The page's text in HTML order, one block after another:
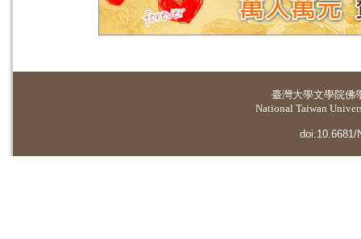
臺灣大學文學院佛
National Taiwan
doi:10.6681/